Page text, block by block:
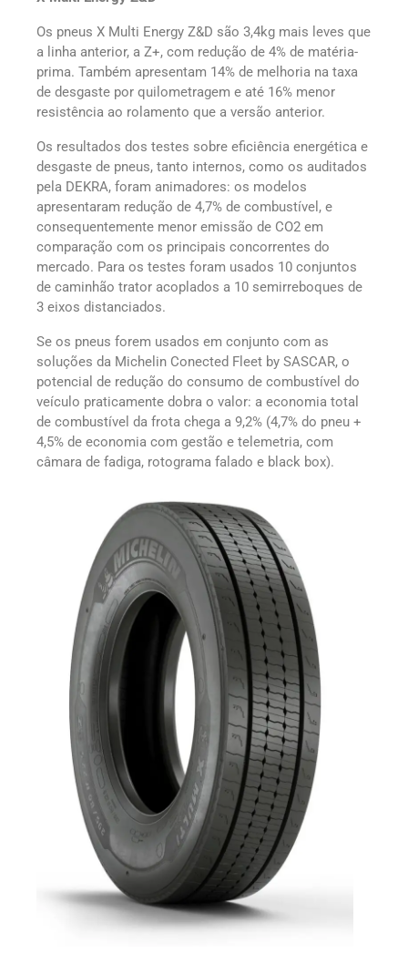
Os pneus X Multi Energy Z&D são 3,4kg mais leves que
a linha anterior, a Z+, com redução de 4% de matéria-
prima. Também apresentam 14% de melhoria na taxa
de desgaste por quilometragem e até 16% menor
resistência ao rolamento que a versão anterior.
Os resultados dos testes sobre eficiência energética e
desgaste de pneus, tanto internos, como os auditados
pela DEKRA, foram animadores: os modelos
apresentaram redução de 4,7% de combustível, e
consequentemente menor emissão de CO2 em
comparação com os principais concorrentes do
mercado. Para os testes foram usados 10 conjuntos
de caminhão trator acoplados a 10 semirreboques de
3 eixos distanciados.
Se os pneus forem usados em conjunto com as
soluções da Michelin Conected Fleet by SASCAR, o
potencial de redução do consumo de combustível do
veículo praticamente dobra o valor: a economia total
de combustível da frota chega a 9,2% (4,7% do pneu +
4,5% de economia com gestão e telemetria, com
câmara de fadiga, rotograma falado e black box).